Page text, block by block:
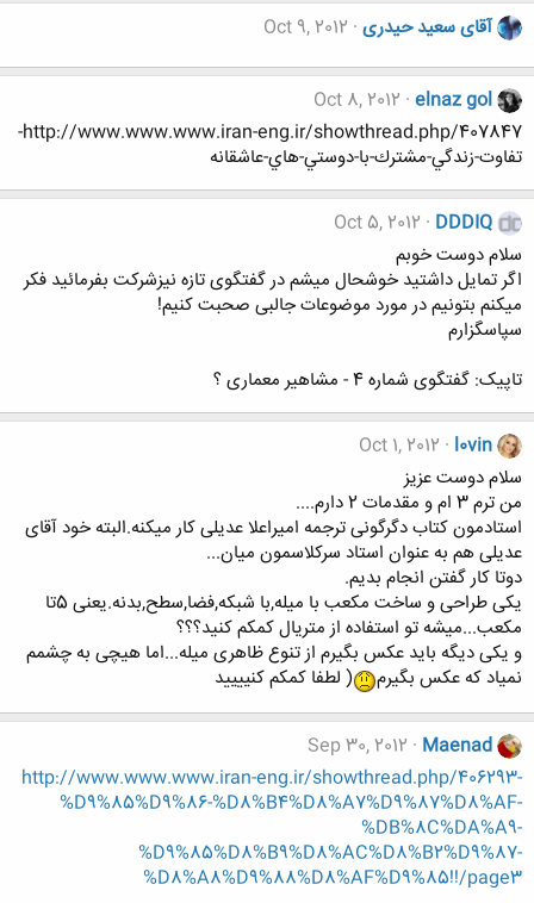
آقای سعید حیدری Oct 9, 2012
elnaz gol
Oct 8, 2012
http://www.www.www.iran-eng.ir/showthread.php/407847-
تفاوت-زندگي-مشترك-با-دوستي-هاي-عاشقانه
DDDIQ
Oct 5, 2012
سلام دوست خوبم
اگر تمایل داشتید خوشحال میشم در گفتگوی تازه نیزشرکت بفرمائید فکر
میکنم بتونیم در مورد موضوعات جالبی صحبت کنیم!
سپاسگزارم
تاپیک: گفتگوی شماره 4 - مشاهیر معماری ؟
l0vin
Oct 1, 2012
سلام دوست عزیز
من ترم 3 ام و مقدمات 2 دارم....
استادمون کتاب دگرگونی ترجمه امیراعلا عدیلی کار میکنه.البته خود آقای
عدیلی هم به عنوان استاد سرکلاسمون میان...
دوتا کار گفتن انجام بدیم.
یکی طراحی و ساخت مکعب با میله,با شبکه,فضا,سطح,بدنه.یعنی 5تا
مکعب...میشه تو استفاده از متریال کمکم کنید؟؟؟
و یکی دیگه باید عکس بگیرم از تنوع ظاهری میله...اما هیچی به چشمم
نمیاد که عکس بگیرم
( لطفا کمکم کنیییید
Maenad
Sep 30, 2012
http://www.www.www.iran-eng.ir/showthread.php/406293-
%D9%85%D9%86-%D8%B4%D8%A7%D9%87%D8%AF-
%DB%8C%DA%A9-
%D9%85%D8%B9%D8%AC%D8%B2%D9%87-
%D8%A8%D9%88%D8%AF%D9%85!!/page3